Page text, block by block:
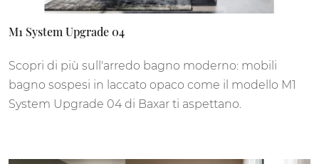
M1 System Upgrade 04
Scopri di più sull'arredo bagno moderno: mobili
bagno sospesi in laccato opaco come il modello M1
System Upgrade 04 di Baxar ti aspettano.